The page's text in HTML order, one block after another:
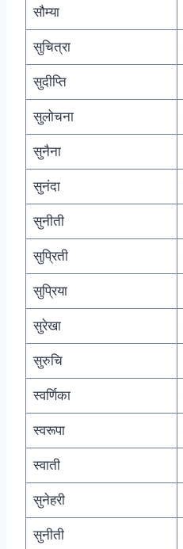
सौम्या
सुचित्रा
सुदीप्ति
सुलोचना
सुनैना
सुनंदा
सुनीती
सुप्रिती
सुप्रिया
सुरेखा
सुरुचि
स्वर्णिका
स्वरूपा
स्वाती
सुनेहरी
सुनीती